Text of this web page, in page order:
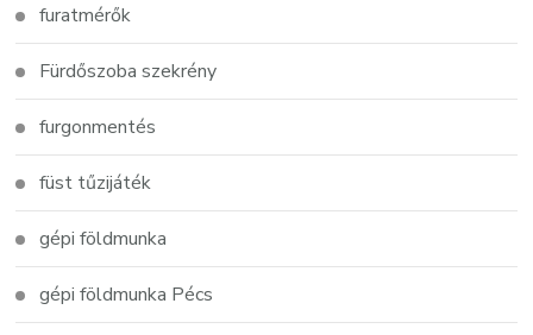
furatmérők
Fürdőszoba szekrény
furgonmentés
füst tűzijáték
gépi földmunka
gépi földmunka Pécs